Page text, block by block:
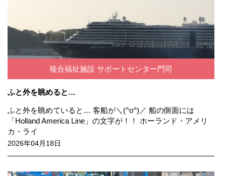
複合福祉施設 サポートセンター門司
ふと外を眺めると…
ふと外を眺めていると… 客船が＼(^o^)／ 船の側面には
「Holland America Line」の文字が！！ ホーランド・アメリ
カ・ライ
2026年04月18日